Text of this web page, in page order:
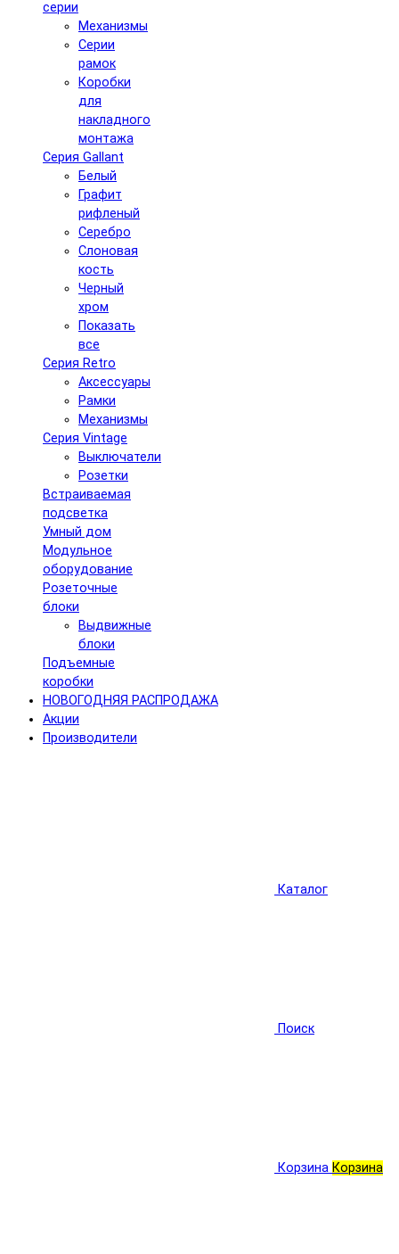
серии
Механизмы
Серии
рамок
Коробки
для
накладного
монтажа
Серия Gallant
Белый
Графит
рифленый
Серебро
Слоновая
кость
Черный
хром
Показать
все
Серия Retro
Аксессуары
Рамки
Механизмы
Серия Vintage
Выключатели
Розетки
Встраиваемая
подсветка
Умный дом
Модульное
оборудование
Розеточные
блоки
Выдвижные
блоки
Подъемные
коробки
НОВОГОДНЯЯ РАСПРОДАЖА
Акции
Производители
Каталог
Поиск
Корзина Корзина